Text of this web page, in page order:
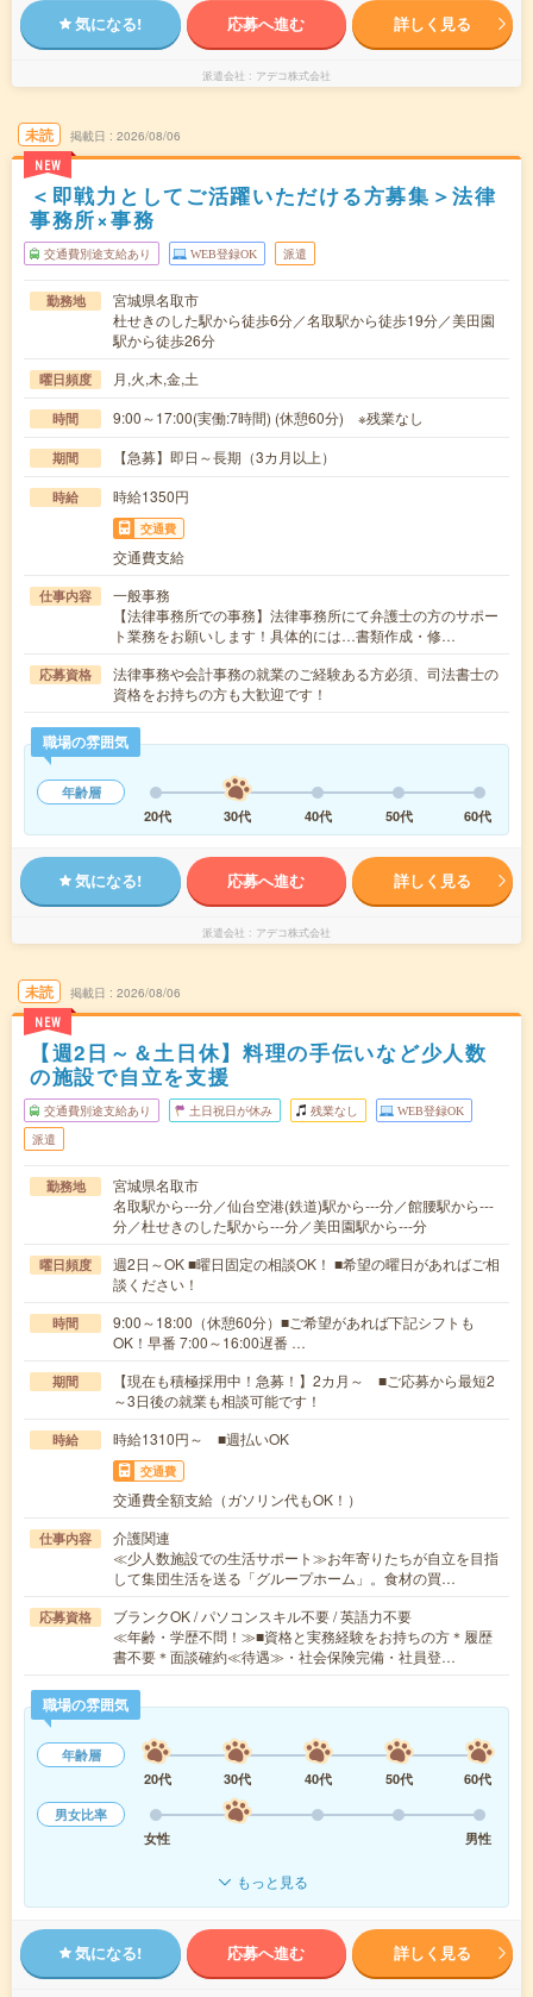
気になる! 応募へ進む 詳しく見る
派遣会社 アデコ株式会社
未読
NEW
掲載日 2026/08/06
＜即戦力としてご活躍いただける方募集＞法律
事務所×事務
交通費別途支給あり WEB登録OK 派遣
勤務地
宮城県名取市
杜せきのした駅から徒歩6分／名取駅から徒歩19分／美田園
駅から徒歩26分
曜日頻度 月,火,木,金,土
時間 9:00～17:00(実働:7時間) (休憩60分) ※残業なし
期間 【急募】即日～長期（3カ月以上）
時給 時給1350円
交通費
交通費支給
仕事内容
一般事務
【法律事務所での事務】法律事務所にて弁護士の方のサポー
ト業務をお願いします！具体的には…書類作成・修…
応募資格
法律事務や会計事務の就業のご経験ある方必須、司法書士の
資格をお持ちの方も大歓迎です！
職場の雰囲気
年齢層
20代
30代 40代 50代 60代
気になる! 応募へ進む 詳しく見る
派遣会社 アデコ株式会社
未読
NEW
掲載日 2026/08/06
【週2日～＆土日休】料理の手伝いなど少人数
の施設で自立を支援
交通費別途支給あり 土日祝日が休み 残業なし WEB登録OK
派遣
勤務地
宮城県名取市
名取駅から---分／仙台空港(鉄道)駅から---分／館腰駅から---
分／杜せきのした駅から---分／美田園駅から---分
曜日頻度
週2日～OK ■曜日固定の相談OK！ ■希望の曜日があればご相
談ください！
時間
9:00～18:00（休憩60分）■ご希望があれば下記シフトも
OK！早番 7:00～16:00遅番 …
期間
【現在も積極採用中！急募！】2カ月～ ■ご応募から最短2
～3日後の就業も相談可能です！
時給 時給1310円～ ■週払いOK
交通費
交通費全額支給（ガソリン代もOK！）
仕事内容
介護関連
≪少人数施設での生活サポート≫お年寄りたちが自立を目指
して集団生活を送る「グループホーム」。食材の買…
応募資格
ブランクOK / パソコンスキル不要 / 英語力不要
≪年齢・学歴不問！≫■資格と実務経験をお持ちの方＊履歴
書不要＊面談確約≪待遇≫・社会保険完備・社員登…
職場の雰囲気
年齢層
20代
30代 40代 50代
60代
男女比率
女性
男性
もっと見る
気になる! 応募へ進む 詳しく見る